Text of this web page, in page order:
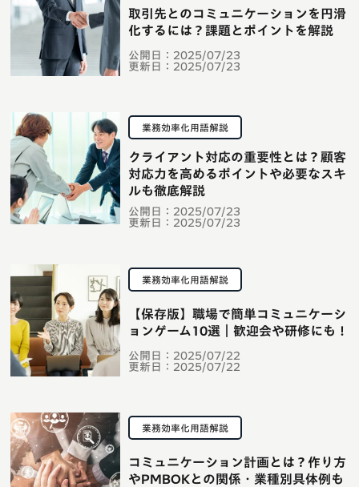
公開日： 2025/07/23
更新日： 2025/07/23
取引先とのコミュニケーションを円滑
化するには？課題とポイントを解説
業務効率化用語解説
公開日： 2025/07/23
更新日： 2025/07/23
クライアント対応の重要性とは？顧客
対応力を高めるポイントや必要なスキ
ルも徹底解説
業務効率化用語解説
公開日： 2025/07/22
更新日： 2025/07/22
【保存版】職場で簡単コミュニケーシ
ョンゲーム10選｜歓迎会や研修にも！
業務効率化用語解説
コミュニケーション計画とは？作り方
やPMBOKとの関係・業種別具体例も